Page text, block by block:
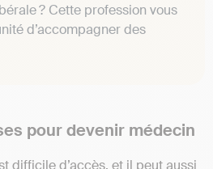
? Cette profession vous
d’accompagner des
pour devenir médecin
difficile d’accès, et il peut aussi